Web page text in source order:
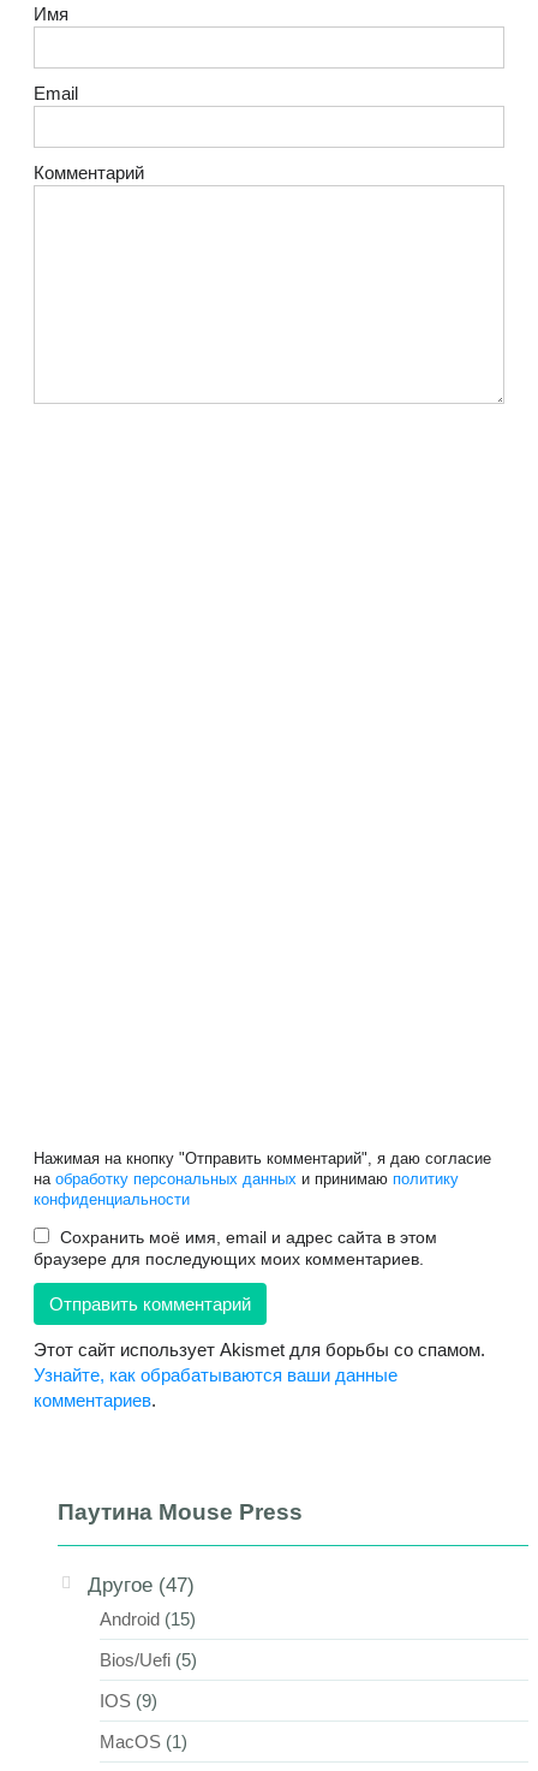
Имя
Email
Комментарий
Нажимая на кнопку "Отправить комментарий", я даю согласие
на обработку персональных данных и принимаю политику
конфиденциальности
Сохранить моё имя, email и адрес сайта в этом
браузере для последующих моих комментариев.
Этот сайт использует Akismet для борьбы со спамом.
Узнайте, как обрабатываются ваши данные
комментариев.
Паутина Mouse Press
Другое (47)
Android (15)
Bios/Uefi (5)
IOS (9)
MacOS (1)